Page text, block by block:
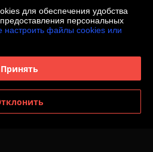
для обеспечения удобства
персональных
настроить файлы cookies или
Принять